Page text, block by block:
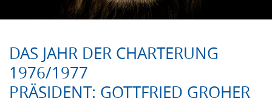
DAS JAHR DER CHARTERUNG
1976/1977
​​​​​​​PRÄSIDENT: GOTTFRIED GROHER